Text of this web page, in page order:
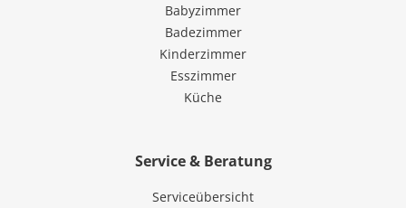
Babyzimmer
Badezimmer
Kinderzimmer
Esszimmer
Küche
Service & Beratung
Serviceübersicht